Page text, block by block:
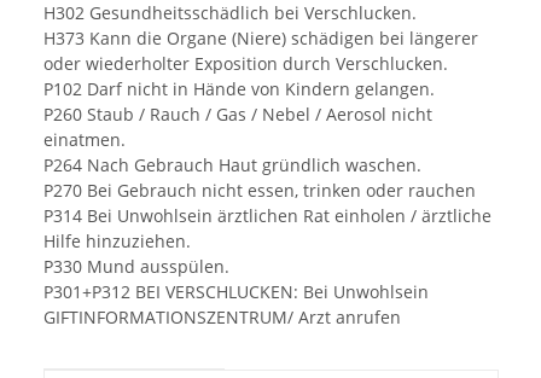
H302 Gesundheitsschädlich bei Verschlucken.
H373 Kann die Organe (Niere) schädigen bei längerer
oder wiederholter Exposition durch Verschlucken.
P102 Darf nicht in Hände von Kindern gelangen.
P260 Staub / Rauch / Gas / Nebel / Aerosol nicht
einatmen.
P264 Nach Gebrauch Haut gründlich waschen.
P270 Bei Gebrauch nicht essen, trinken oder rauchen
P314 Bei Unwohlsein ärztlichen Rat einholen / ärztliche
Hilfe hinzuziehen.
P330 Mund ausspülen.
P301+P312 BEI VERSCHLUCKEN: Bei Unwohlsein
GIFTINFORMATIONSZENTRUM/ Arzt anrufen